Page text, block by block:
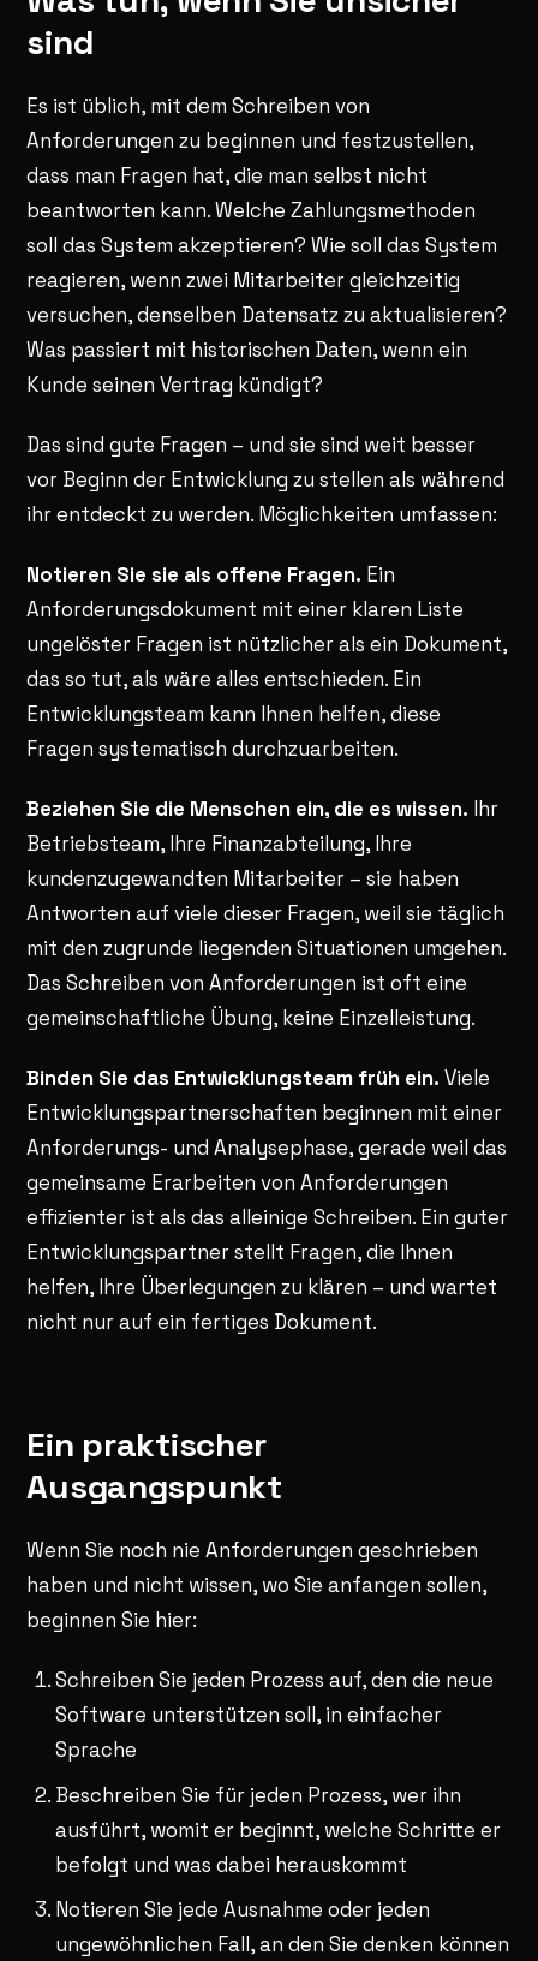
sind
Es ist üblich, mit dem Schreiben von
Anforderungen zu beginnen und festzustellen,
dass man Fragen hat, die man selbst nicht
beantworten kann. Welche Zahlungsmethoden
soll das System akzeptieren? Wie soll das System
reagieren, wenn zwei Mitarbeiter gleichzeitig
versuchen, denselben Datensatz zu aktualisieren?
Was passiert mit historischen Daten, wenn ein
Kunde seinen Vertrag kündigt?
Das sind gute Fragen – und sie sind weit besser
vor Beginn der Entwicklung zu stellen als während
ihr entdeckt zu werden. Möglichkeiten umfassen:
Notieren Sie sie als offene Fragen. Ein
Anforderungsdokument mit einer klaren Liste
ungelöster Fragen ist nützlicher als ein Dokument,
das so tut, als wäre alles entschieden. Ein
Entwicklungsteam kann Ihnen helfen, diese
Fragen systematisch durchzuarbeiten.
Beziehen Sie die Menschen ein, die es wissen. Ihr
Betriebsteam, Ihre Finanzabteilung, Ihre
kundenzugewandten Mitarbeiter – sie haben
Antworten auf viele dieser Fragen, weil sie täglich
mit den zugrunde liegenden Situationen umgehen.
Das Schreiben von Anforderungen ist oft eine
gemeinschaftliche Übung, keine Einzelleistung.
Binden Sie das Entwicklungsteam früh ein. Viele
Entwicklungspartnerschaften beginnen mit einer
Anforderungs- und Analysephase, gerade weil das
gemeinsame Erarbeiten von Anforderungen
effizienter ist als das alleinige Schreiben. Ein guter
Entwicklungspartner stellt Fragen, die Ihnen
helfen, Ihre Überlegungen zu klären – und wartet
nicht nur auf ein fertiges Dokument.
Ein praktischer
Ausgangspunkt
Wenn Sie noch nie Anforderungen geschrieben
haben und nicht wissen, wo Sie anfangen sollen,
beginnen Sie hier:
Schreiben Sie jeden Prozess auf, den die neue
Software unterstützen soll, in einfacher
Sprache
Beschreiben Sie für jeden Prozess, wer ihn
ausführt, womit er beginnt, welche Schritte er
befolgt und was dabei herauskommt
Notieren Sie jede Ausnahme oder jeden
ungewöhnlichen Fall, an den Sie denken können